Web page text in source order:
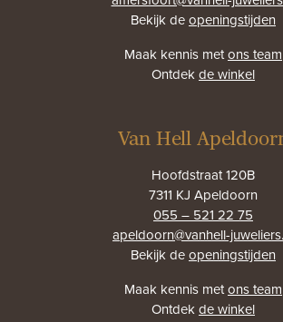
Bekijk deopeningstijden
Maak kennis metons team
Ontdekde winkel
Van Hell
Hoofdstraat 120B
7311 KJ Apeldoorn
055 – 521 22 75
apeldoorn@vanhell-
Bekijk deopeningstijden
Maak kennis metons team
Ontdekde winkel